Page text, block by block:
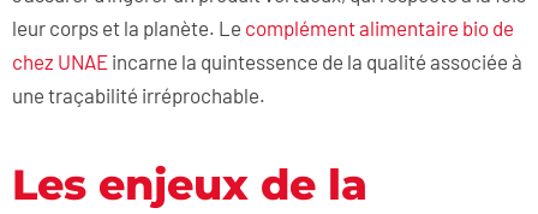
leur corps et la planète. Le complément alimentaire bio de
chez UNAE incarne la quintessence de la qualité associée à
une traçabilité irréprochable.
Les enjeux de la